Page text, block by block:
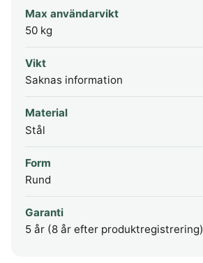
Max användarvikt
50 kg
Vikt
Saknas information
Material
Stål
Form
Rund
Garanti
5 år (8 år efter produktregistrering)